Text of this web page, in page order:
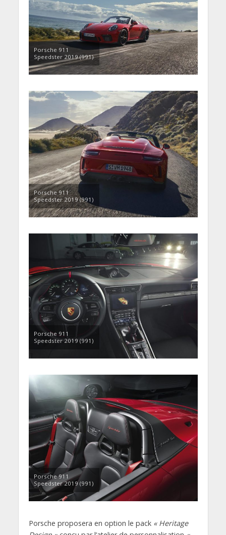
Porsche 911
Speedster 2019 (991)
Porsche 911
Speedster 2019 (991)
Porsche 911
Speedster 2019 (991)
Porsche 911
Speedster 2019 (991)
Porsche proposera en option le pack « Heritage